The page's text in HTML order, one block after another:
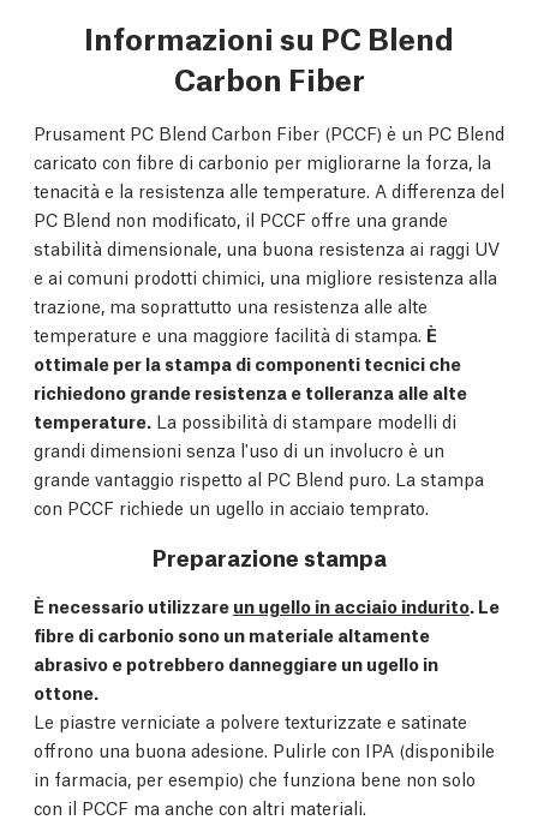
Informazioni su PC Blend
Carbon Fiber
Prusament PC Blend Carbon Fiber (PCCF) è un PC Blend
caricato con fibre di carbonio per migliorarne la forza, la
tenacità e la resistenza alle temperature. A differenza del
PC Blend non modificato, il PCCF offre una grande
stabilità dimensionale, una buona resistenza ai raggi UV
e ai comuni prodotti chimici, una migliore resistenza alla
trazione, ma soprattutto una resistenza alle alte
temperature e una maggiore facilità di stampa. È
ottimale per la stampa di componenti tecnici che
richiedono grande resistenza e tolleranza alle alte
temperature. La possibilità di stampare modelli di
grandi dimensioni senza l'uso di un involucro è un
grande vantaggio rispetto al PC Blend puro. La stampa
con PCCF richiede un ugello in acciaio temprato.
Preparazione stampa
È necessario utilizzare un ugello in acciaio indurito. Le
fibre di carbonio sono un materiale altamente
abrasivo e potrebbero danneggiare un ugello in
ottone.
Le piastre verniciate a polvere texturizzate e satinate
offrono una buona adesione. Pulirle con IPA (disponibile
in farmacia, per esempio) che funziona bene non solo
con il PCCF ma anche con altri materiali.